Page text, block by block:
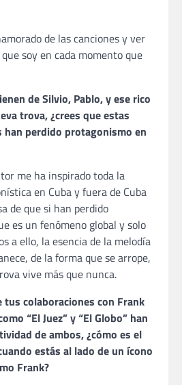
de las canciones y ver
soy en cada momento que
de Silvio, Pablo, y ese rico
trova, ¿crees que estas
han perdido protagonismo en
me ha inspirado toda la
en Cuba y fuera de Cuba
de que si han perdido
es un fenómeno global y solo
a ello, la esencia de la melodía
de la forma que se arrope,
vive más que nunca.
tus colaboraciones con Frank
“El Juez” y “El Globo” han
de ambos, ¿cómo es el
estás al lado de un ícono
Frank?